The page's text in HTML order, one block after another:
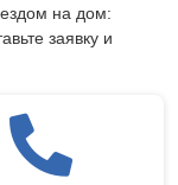
на дом:
заявку и